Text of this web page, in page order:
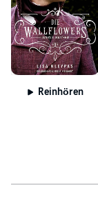
Reinhören